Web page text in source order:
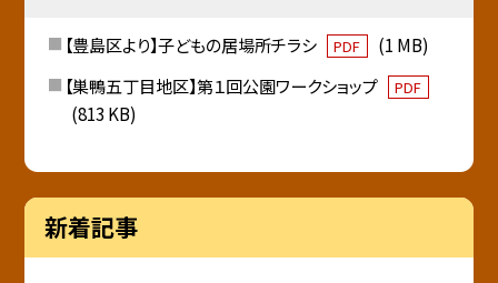
【豊島区より】子どもの居場所チラシ PDF
(1 MB)
【巣鴨五丁目地区】第１回公園ワークショップ
PDF
(813 KB)
新着記事